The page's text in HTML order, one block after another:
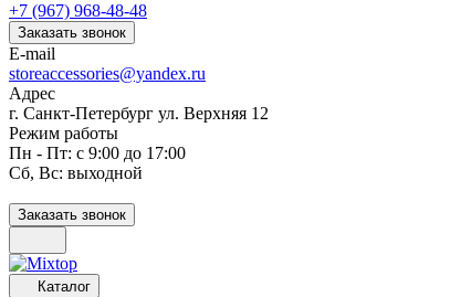
+7 (967) 968-48-48
Заказать звонок
E-mail
storeaccessories@yandex.ru
Адрес
г. Санкт-Петербург ул. Верхняя 12
Режим работы
Пн - Пт: с 9:00 до 17:00
Сб, Вс: выходной
Заказать звонок
Каталог